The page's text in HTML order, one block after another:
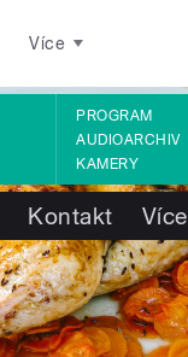
Více
PROGRAM
AUDIOARCHIV
KAMERY
Kontakt Více